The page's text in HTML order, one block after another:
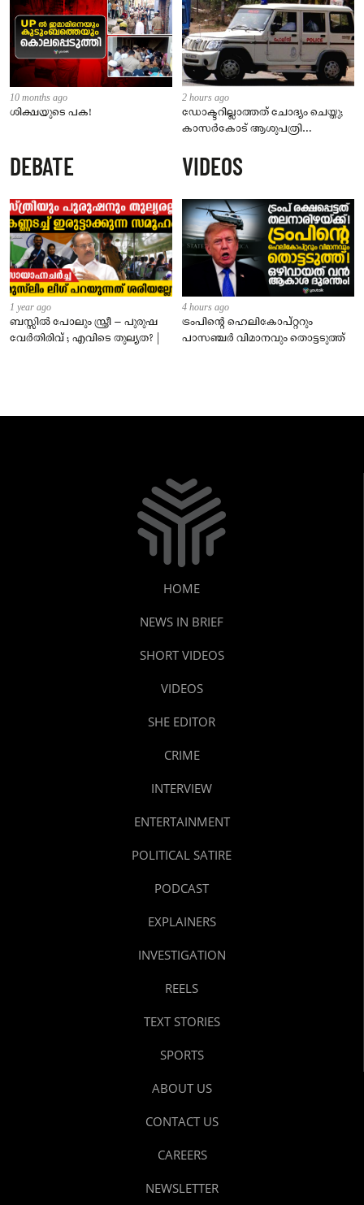
10 months ago
ശിക്ഷയുടെ പക!
2 hours ago
ഡോക്ടറില്ലാത്തത് ചോദ്യം ചെയ്തു;
കാസർകോട് ആശുപത്രി
നാട്ടുകാർക്കെതിരെ കേസ്
DEBATE
1 year ago
ബസ്സിൽ പോലും സ്ത്രീ – പുരുഷ
വേർതിരിവ് ; എവിടെ തുല്യത? |
VIDEOS
4 hours ago
ട്രംപിന്റെ ഹെലികോപ്റ്ററും
പാസഞ്ചര്‍ വിമാനവും തൊട്ടടുത്ത്
HOME
NEWS IN BRIEF
SHORT VIDEOS
VIDEOS
SHE EDITOR
CRIME
INTERVIEW
ENTERTAINMENT
POLITICAL SATIRE
PODCAST
EXPLAINERS
INVESTIGATION
REELS
TEXT STORIES
SPORTS
ABOUT US
CONTACT US
CAREERS
NEWSLETTER